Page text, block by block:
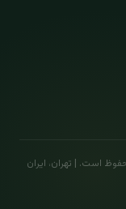
است. | تهران، ایران